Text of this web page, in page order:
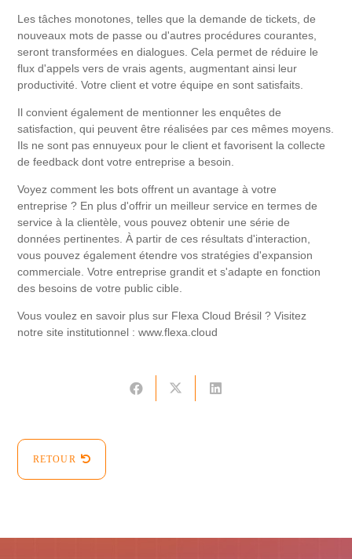
Les tâches monotones, telles que la demande de tickets, de
nouveaux mots de passe ou d'autres procédures courantes,
seront transformées en dialogues. Cela permet de réduire le
flux d'appels vers de vrais agents, augmentant ainsi leur
productivité. Votre client et votre équipe en sont satisfaits.
Il convient également de mentionner les enquêtes de
satisfaction, qui peuvent être réalisées par ces mêmes moyens.
Ils ne sont pas ennuyeux pour le client et favorisent la collecte
de feedback dont votre entreprise a besoin.
Voyez comment les bots offrent un avantage à votre
entreprise ? En plus d'offrir un meilleur service en termes de
service à la clientèle, vous pouvez obtenir une série de
données pertinentes. À partir de ces résultats d'interaction,
vous pouvez également étendre vos stratégies d'expansion
commerciale. Votre entreprise grandit et s'adapte en fonction
des besoins de votre public cible.
Vous voulez en savoir plus sur Flexa Cloud Brésil ? Visitez
notre site institutionnel : www.flexa.cloud
RETOUR